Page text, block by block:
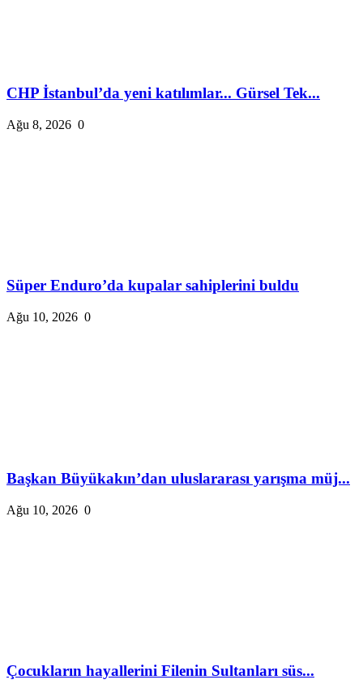
CHP İstanbul’da yeni katılımlar... Gürsel Tek...
Ağu 8, 2026 0
Süper Enduro’da kupalar sahiplerini buldu
Ağu 10, 2026 0
Başkan Büyükakın’dan uluslararası yarışma müj...
Ağu 10, 2026 0
Çocukların hayallerini Filenin Sultanları süs...